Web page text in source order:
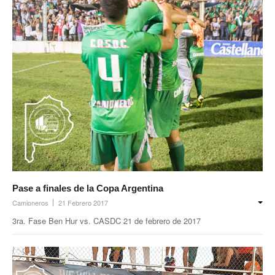
Acuerdos salariales
Contribución solidaria
Turismo
Hoteles y cabañas
Campings y recreos
Viaje de bodas
Jubilados
Gremiales
Salarios
Pase a finales de la Copa Argentina
Camioneros 21 Febrero 2017
3ra. Fase Ben Hur vs. CASDC 21 de febrero de 2017